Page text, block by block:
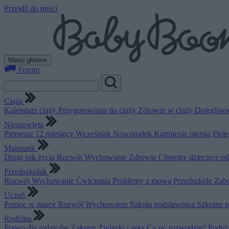
Przejdź do treści
Menu główne
Forum
Ciąża
Kalendarz ciąży Przygotowania do ciąży Zdrowie w ciąży
Niemowlęta
Pierwsze 12 miesięcy Wcześniak Noworodek Karmienie piersią
Maluszek
Drugi rok życia Rozwój Wychowanie Zdrowie Choroby dziecięce
Przedszkolak
Rozwój Wychowanie Ćwiczenia Problemy z mową Przedszkole
Uczeń
Pomoc w nauce Rozwój Wychowanie Szkoła podstawowa Szkolne
Rodzina